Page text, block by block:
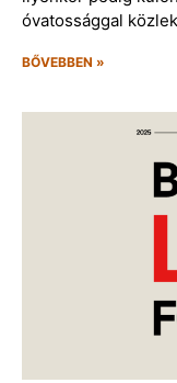
óvatossággal
BŐVEBBEN »